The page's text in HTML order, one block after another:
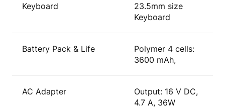
Keyboard
23.5mm size
Keyboard
Battery Pack & Life
Polymer 4 cells:
3600 mAh,
AC Adapter
Output: 16 V DC,
4.7 A, 36W